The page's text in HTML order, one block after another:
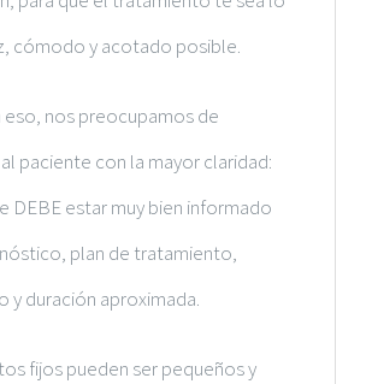
cómodo y acotado posible.
nos preocupamos de
paciente con la mayor claridad:
DEBE estar muy bien informado
plan de tratamiento,
y duración aproximada.
fijospueden ser pequeños y